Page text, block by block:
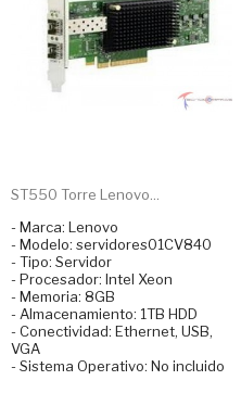
ST550 Torre Lenovo...
- Marca: Lenovo
- Modelo: servidores01CV840
- Tipo: Servidor
- Procesador: Intel Xeon
- Memoria: 8GB
- Almacenamiento: 1TB HDD
- Conectividad: Ethernet, USB,
VGA
- Sistema Operativo: No incluido